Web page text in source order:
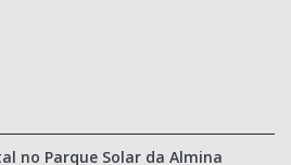
no Parque Solar da Almina